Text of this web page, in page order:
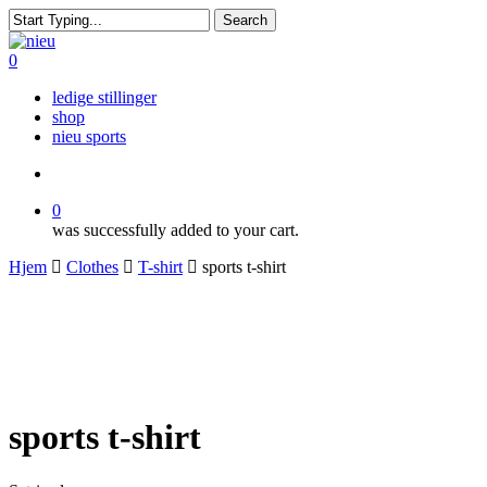
Skip
to
main
Search
Close
Search
search
0
ledige stillinger
shop
nieu sports
0
was successfully added to your cart.
Hjem
Clothes T-shirt sports t-shirt
sports t-shirt